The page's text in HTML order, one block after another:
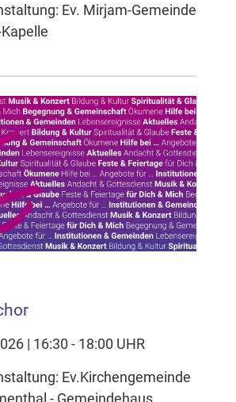
Ev. Mirjam-Gemeinde
| 16:30 - 18:00 UHR
Ev.Kirchengemeinde
- Gemeindehaus